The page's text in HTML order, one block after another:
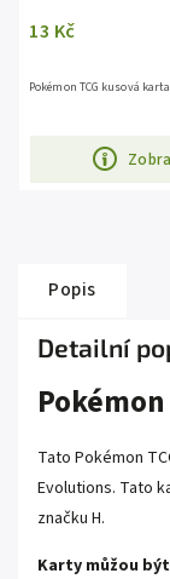
13 Kč
Pokémon TCG kusová
Popis
Detailní
Tato Pokémon
Evolutions. Tato
značku H.
Karty můžou